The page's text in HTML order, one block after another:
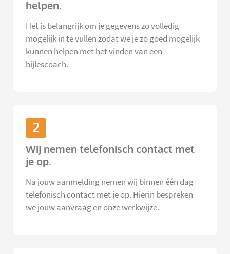
helpen.
Het is belangrijk om je gegevens zo volledig
mogelijk in te vullen zodat we je zo goed mogelijk
kunnen helpen met het vinden van een
bijlescoach.
2
Wij nemen telefonisch contact met
je op.
Na jouw aanmelding nemen wij binnen één dag
telefonisch contact met je op. Hierin bespreken
we jouw aanvraag en onze werkwijze.